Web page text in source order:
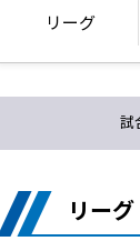
リーグ
試
リーグ